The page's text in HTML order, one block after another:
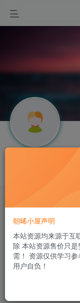
文章0 收藏0
发布 0
朝晞小屋声明
本站资源均来源于互
除 本站资源售价只
需！ 资源仅供学习
用户自负！